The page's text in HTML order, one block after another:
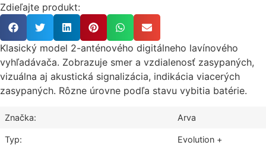
Zdieľajte produkt:
Klasický model 2-anténového digitálneho lavínového
vyhľadávača. Zobrazuje smer a vzdialenosť zasypaných,
vizuálna aj akustická signalizácia, indikácia viacerých
zasypaných. Rôzne úrovne podľa stavu vybitia batérie.
Značka: Arva
Typ: Evolution +